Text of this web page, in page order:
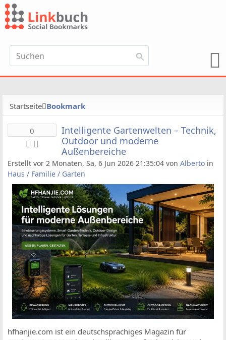
Startseite Bookmark
0
Intelligente Gartenwelten – Technik,
Outdoor und moderne
Außenbereiche
Erstellt vor 2 Monaten, Sa, 6 Jun 2026 21:35:04 von Alberto in
Haus / Familie / Garten
hfhanjie.com ist ein deutschsprachiges Magazin für